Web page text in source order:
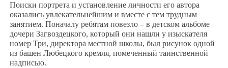
Поиски портрета и установление личности его автора
оказались увлекательнейшим и вместе с тем трудным
занятием. Поначалу ребятам повезло – в детском альбоме
дочери Загвоздецкого, который они нашли у изыскателя
номер Три, директора местной школы, был рисунок одной
из башен Любецкого кремля, помеченный таинственной
надписью.